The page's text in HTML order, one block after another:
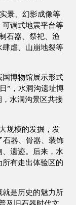
景、幻影成像等
可调式地震平台等
石器、祭祀、渔
虐、山崩地裂等
博物馆展示形式
”，水洞沟遗址博
水洞沟景区共接
规模的发掘，发
石器、骨器、装饰
遗迹。后来，水
有走出体验区的
是历史的魅力所